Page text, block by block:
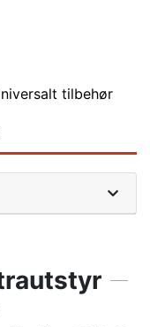
tilbehør